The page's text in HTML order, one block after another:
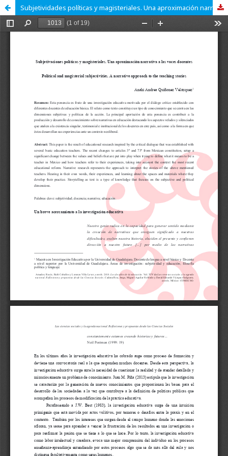
Subjetividades políticas y magisteriales. Una aproximación narrativa a los relatos docentes